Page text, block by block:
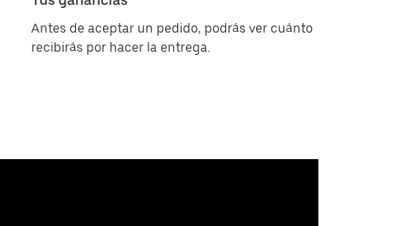
Antes de aceptar un pedido, podrás ver cuánto
recibirás por hacer la entrega.